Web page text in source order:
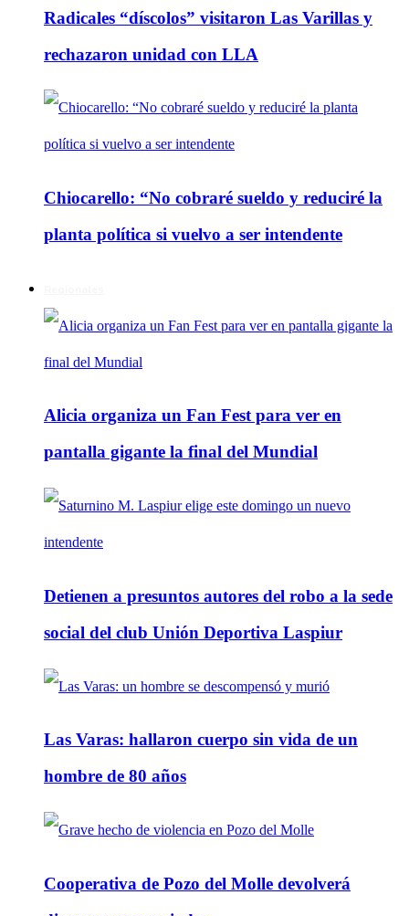
Radicales “díscolos” visitaron Las Varillas y
rechazaron unidad con LLA
Chiocarello: “No cobraré sueldo y reduciré la
planta política si vuelvo a ser intendente
Alicia organiza un Fan Fest para ver en
pantalla gigante la final del Mundial
Detienen a presuntos autores del robo a la sede
social del club Unión Deportiva Laspiur
Las Varas: hallaron cuerpo sin vida de un
hombre de 80 años
Cooperativa de Pozo del Molle devolverá